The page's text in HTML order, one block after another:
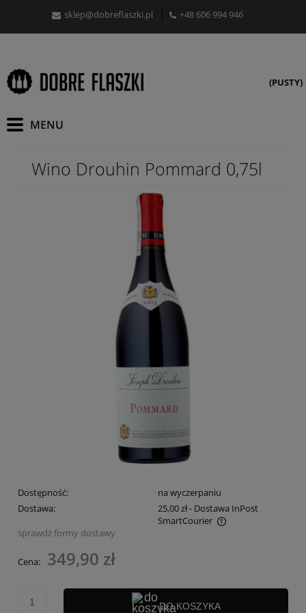
sklep@dobreflaszki.pl +48 606 994 946
(PUSTY)
Wino Drouhin Pommard 0,75l
Dostępność:
na wyczerpaniu
Dostawa:
25,00 zł- Dostawa InPost
SmartCourier
Cena nie zawiera ewentualnych kosztów płatności
sprawdź formy dostawy
Cena: 349,90 zł
DO KOSZYKA